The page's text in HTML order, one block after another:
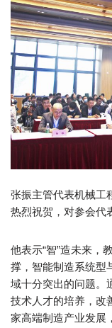
张振主管代表机械工
热烈祝贺，对参会代
他表示“智”造未来，
撑，智能制造系统型
域十分突出的问题。
技术人才的培养，改
家高端制造产业发展